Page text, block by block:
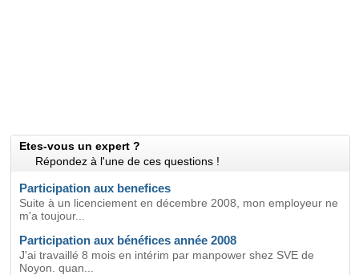
Etes-vous un expert ?
Répondez à l'une de ces questions !
Participation aux benefices
Suite à un licenciement en décembre 2008, mon employeur ne
m'a toujour...
Participation aux bénéfices année 2008
J'ai travaillé 8 mois en intérim par manpower shez SVE de
Noyon. quan...